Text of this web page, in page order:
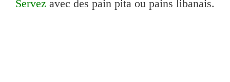
Servez avec des pain pita ou pains libanais.